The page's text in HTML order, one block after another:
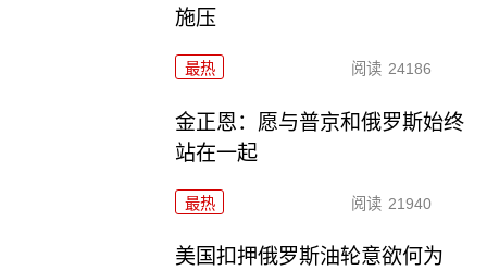
施压
最热 阅读 24186
金正恩：愿与普京和俄罗斯始终
站在一起
最热 阅读 21940
美国扣押俄罗斯油轮意欲何为